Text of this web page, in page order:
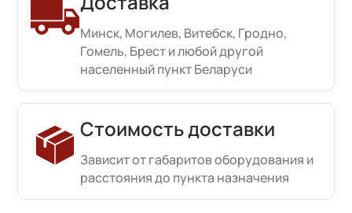
Минск, Могилев, Витебск, Гродно,
Гомель, Брест и любой другой
населенный пункт Беларуси
Стоимость доставки
Зависит от габаритов оборудования и
расстояния до пункта назначения